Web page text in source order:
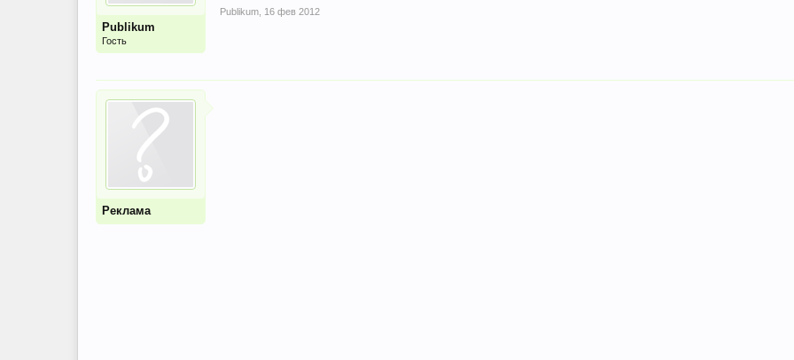
Publikum
Гость
Publikum 16 фев 2012
Реклама